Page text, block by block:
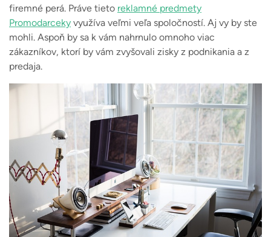
firemné perá. Práve tieto reklamné predmety
Promodarceky využíva veľmi veľa spoločností. Aj vy by ste
mohli. Aspoň by sa k vám nahrnulo omnoho viac
zákazníkov, ktorí by vám zvyšovali zisky z podnikania a z
predaja.